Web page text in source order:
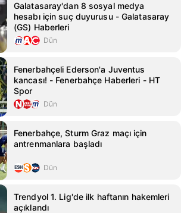
Galatasaray'dan 8 sosyal medya
hesabı için suç duyurusu - Galatasaray
(GS) Haberleri
Dün
Fenerbahçeli Ederson'a Juventus
kancası! - Fenerbahçe Haberleri - HT
Spor
Dün
Fenerbahçe, Sturm Graz maçı için
antrenmanlara başladı
Dün
Trendyol 1. Lig'de ilk haftanın hakemleri
açıklandı